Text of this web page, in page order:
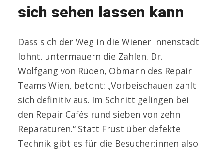
sich sehen lassen kann
Dass sich der Weg in die Wiener Innenstadt
lohnt, untermauern die Zahlen. Dr.
Wolfgang von Rüden, Obmann des Repair
Teams Wien, betont: „Vorbeischauen zahlt
sich definitiv aus. Im Schnitt gelingen bei
den Repair Cafés rund sieben von zehn
Reparaturen.“ Statt Frust über defekte
Technik gibt es für die Besucher:innen also